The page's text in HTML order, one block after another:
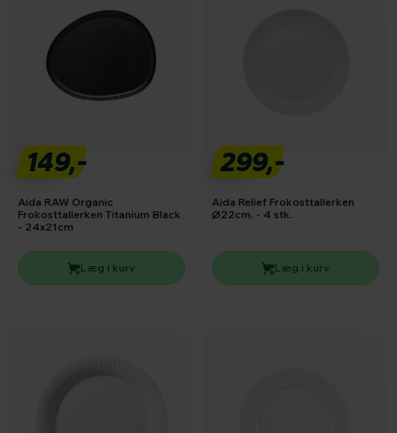
149,-
Aida RAW Organic
Frokosttallerken Titanium Black
- 24x21cm
Læg i kurv
299,-
Aida Relief Frokosttallerken
Ø22cm. - 4 stk.
Læg i kurv